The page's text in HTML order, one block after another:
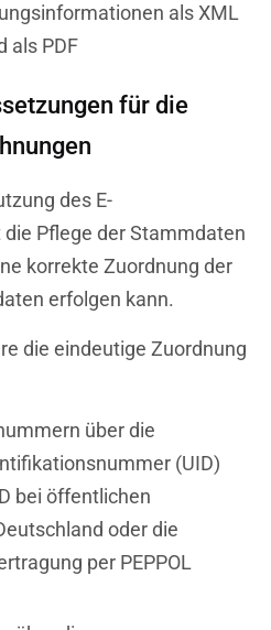
als XML
als PDF
für die
des E-
Pflege der Stammdaten
korrekte Zuordnung der
erfolgen kann.
die eindeutige Zuordnung
über die
(UID)
bei öffentlichen
oder die
per PEPPOL